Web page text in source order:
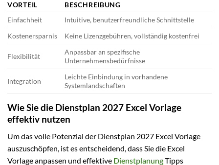
VORTEIL
BESCHREIBUNG
Einfachheit
Intuitive, benutzerfreundliche Schnittstelle
Kostenersparnis
Keine Lizenzgebühren, vollständig kostenfrei
Flexibilität
Anpassbar an spezifische
Unternehmensbedürfnisse
Integration
Leichte Einbindung in vorhandene
Systemlandschaften
Wie Sie die Dienstplan 2027 Excel Vorlage
effektiv nutzen
Um das volle Potenzial der Dienstplan 2027 Excel Vorlage
auszuschöpfen, ist es entscheidend, dass Sie die Excel
Vorlage anpassen und effektive DienstplanungTipps